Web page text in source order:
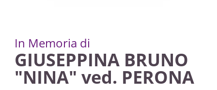
In Memoria di
GIUSEPPINA BRUNO
"NINA" ved. PERONA